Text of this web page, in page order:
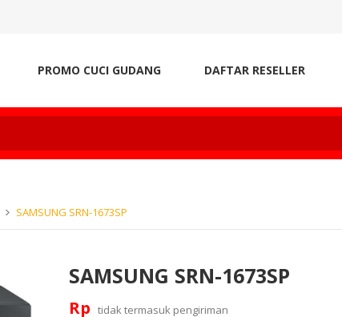
PROMO CUCI GUDANG DAFTAR RESELLER
SAMSUNG SRN-1673SP
SAMSUNG SRN-1673SP
Rp tidak termasuk pengiriman